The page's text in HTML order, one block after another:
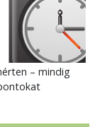
– mindig